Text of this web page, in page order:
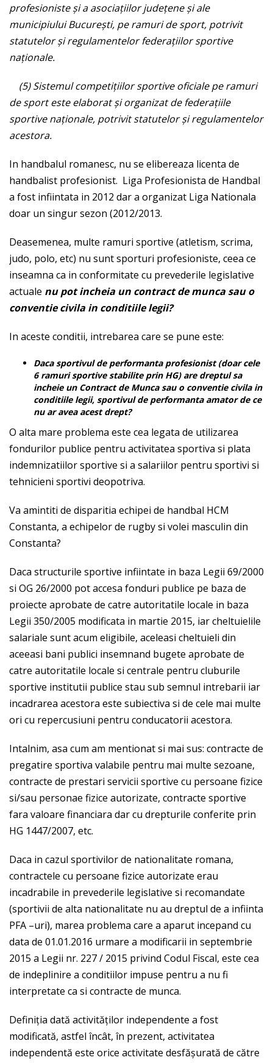
profesioniste şi a asociaţiilor judeţene şi ale
municipiului Bucureşti, pe ramuri de sport, potrivit
statutelor şi regulamentelor federaţiilor sportive
naţionale.
(5) Sistemul competiţiilor sportive oficiale pe ramuri
de sport este elaborat şi organizat de federaţiile
sportive naţionale, potrivit statutelor şi regulamentelor
acestora.
In handbalul romanesc, nu se elibereaza licenta de
handbalist profesionist. Liga Profesionista de Handbal
a fost infiintata in 2012 dar a organizat Liga Nationala
doar un singur sezon (2012/2013.
Deasemenea, multe ramuri sportive (atletism, scrima,
judo, polo, etc) nu sunt sporturi profesioniste, ceea ce
inseamna ca in conformitate cu prevederile legislative
actuale nu pot incheia un contract de munca sau o
conventie civila in conditiile legii?
In aceste conditii, intrebarea care se pune este:
Daca sportivul de performanta profesionist (doar cele
6 ramuri sportive stabilite prin HG) are dreptul sa
incheie un Contract de Munca sau o conventie civila in
conditiile legii, sportivul de performanta amator de ce
nu ar avea acest drept?
O alta mare problema este cea legata de utilizarea
fondurilor publice pentru activitatea sportiva si plata
indemnizatiilor sportive si a salariilor pentru sportivi si
tehnicieni sportivi deopotriva.
Va amintiti de disparitia echipei de handbal HCM
Constanta, a echipelor de rugby si volei masculin din
Constanta?
Daca structurile sportive infiintate in baza Legii 69/2000
si OG 26/2000 pot accesa fonduri publice pe baza de
proiecte aprobate de catre autoritatile locale in baza
Legii 350/2005 modificata in martie 2015, iar cheltuielile
salariale sunt acum eligibile, aceleasi cheltuieli din
aceeasi bani publici insemnand bugete aprobate de
catre autoritatile locale si centrale pentru cluburile
sportive institutii publice stau sub semnul intrebarii iar
incadrarea acestora este subiectiva si de cele mai multe
ori cu repercusiuni pentru conducatorii acestora.
Intalnim, asa cum am mentionat si mai sus: contracte de
pregatire sportiva valabile pentru mai multe sezoane,
contracte de prestari servicii sportive cu persoane fizice
si/sau personae fizice autorizate, contracte sportive
fara valoare financiara dar cu drepturile conferite prin
HG 1447/2007, etc.
Daca in cazul sportivilor de nationalitate romana,
contractele cu persoane fizice autorizate erau
incadrabile in prevederile legislative si recomandate
(sportivii de alta nationalitate nu au dreptul de a infiinta
PFA –uri), marea problema care a aparut incepand cu
data de 01.01.2016 urmare a modificarii in septembrie
2015 a Legii nr. 227 / 2015 privind Codul Fiscal, este cea
de indeplinire a conditiilor impuse pentru a nu fi
interpretate ca si contracte de munca.
Definiţia dată activităţilor independente a fost
modificată, astfel încât, în prezent, activitatea
independentă este orice activitate desfăşurată de către